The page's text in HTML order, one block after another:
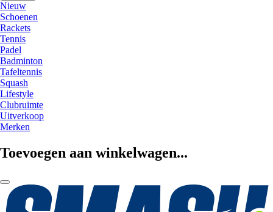
Nieuw
Schoenen
Rackets
Tennis
Padel
Badminton
Tafeltennis
Squash
Lifestyle
Clubruimte
Uitverkoop
Merken
Toevoegen aan winkelwagen...